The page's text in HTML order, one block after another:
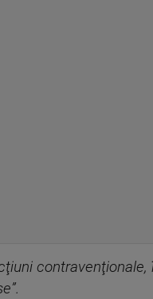
contravenţionale,